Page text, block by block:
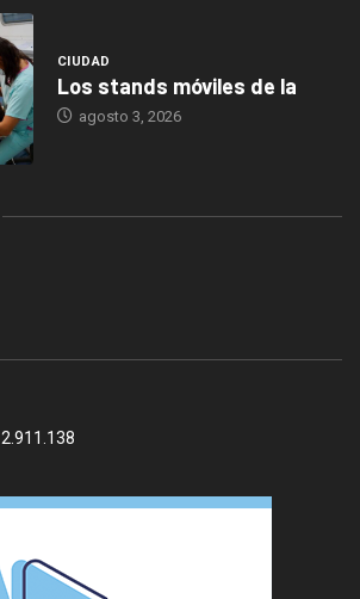
CIUDAD
Los stands móviles de la
agosto 3, 2026
2.911.138